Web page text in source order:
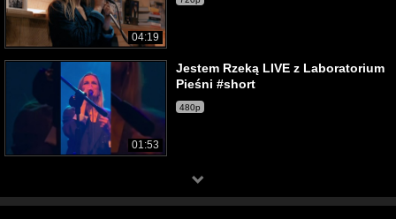
04:19
01:53
Jestem Rzeką LIVE z Laboratorium
Pieśni #short
480p